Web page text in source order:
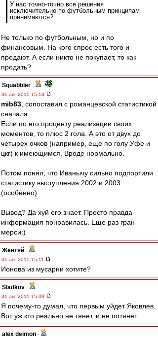
У нас точно-точно все решения
исключительно по футбольным принципам
принимаются?
Не только по футбольным, но и по
финансовым. На кого спрос есть того и
продают. А если никто не покупает, то как
продать?
Squabbler -
31 авг 2015 15:13
mib83 , сопоставил с романцевской статистикой
сначала.
Если по его проценту реализации своих
моментов, то плюс 2 гола. А это от двух до
четырех очков (например, еще по голу Уфе и
цкг) к имеющимся. Вроде нормально.
Потом понял, что Иванычу сильно подпортили
статистику выступления 2002 и 2003
(особенно).
Вывод? Да хуй его знает. Просто правда
информация понравилась. Еще раз гран
мерси:)
Жентяй -
31 авг 2015 15:11
Ионова из мусарни хотите?
Sladkov -
31 авг 2015 15:09
Я почему-то думал, что первым уйдет Яковлев.
Вот уж кто реально не тянет, и не потянет.
alex deimon -